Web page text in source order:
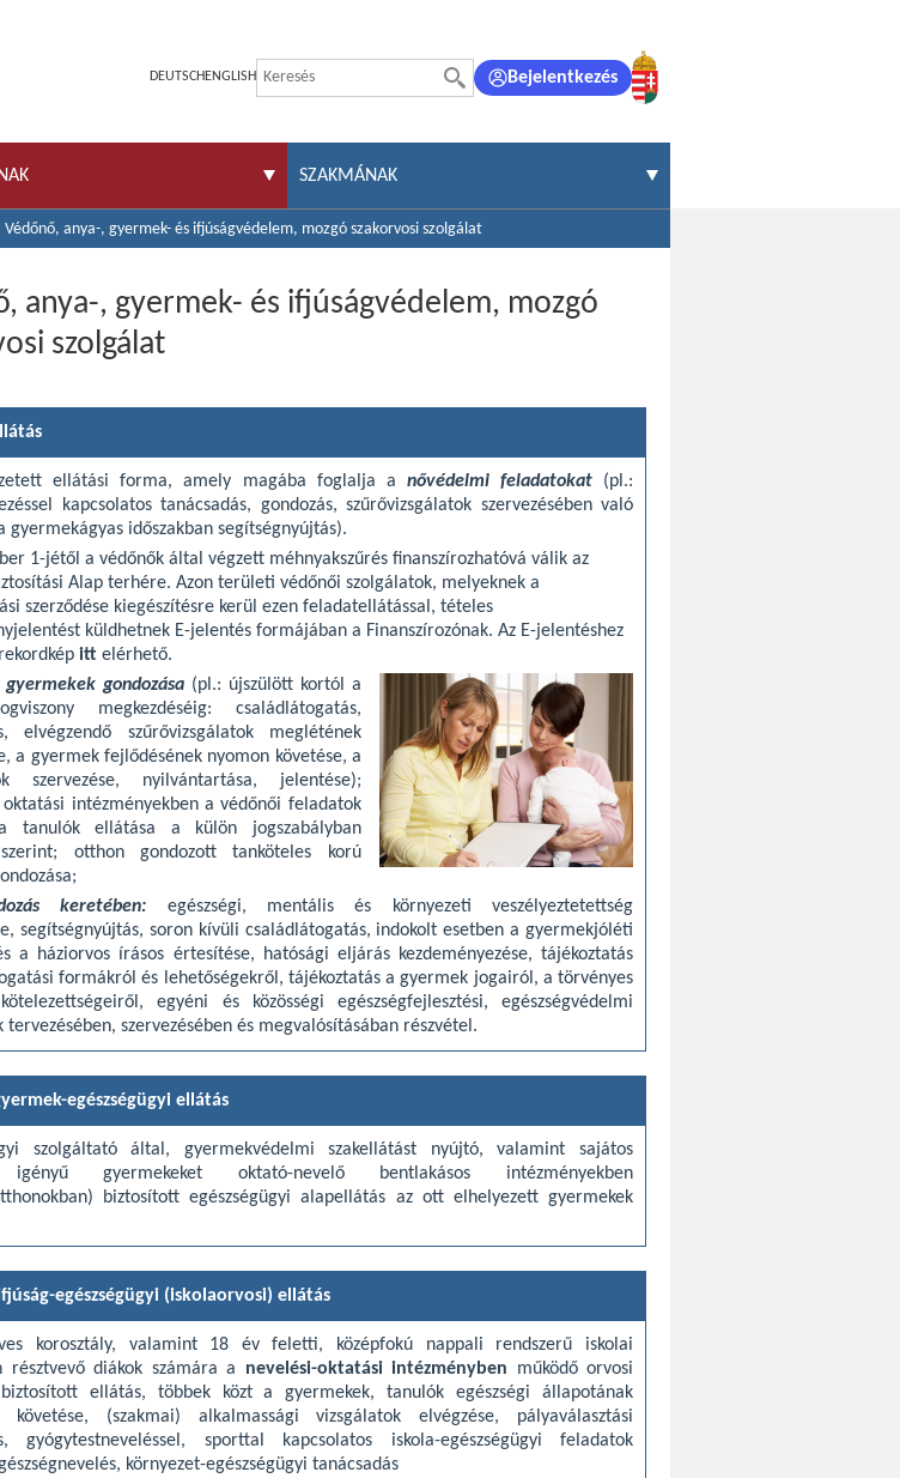
DEUTSCH ENGLISH Bejelentkezés
SZAKMÁNAK
Védőnő, anya-, gyermek- és ifjúságvédelem, mozgó szakorvosi szolgálat
anya-, gyermek- és ifjúságvédelem, mozgó
szolgálat
ellátási forma, amely magába foglalja a nővédelmi feladatokat(pl.:
kapcsolatos tanácsadás, gondozás, szűrővizsgálatok szervezésében való
gyermekágyas időszakban segítségnyújtás).
1-jétől a védőnők által végzett méhnyakszűrés finanszírozhatóvá válik az
Alap terhére. Azon területi védőnői szolgálatok, melyeknek a
szerződése kiegészítésre kerül ezen feladatellátással, tételes
küldhetnek E-jelentés formájában a Finanszírozónak. Az E-jelentéshez
itt elérhető.
gyermekek gondozása(pl.: újszülött kortól a
megkezdéséig: családlátogatás,
elvégzendő szűrővizsgálatok meglétének
a gyermek fejlődésének nyomon követése, a
szervezése, nyilvántartása, jelentése);
oktatási intézményekben a védőnői feladatok
tanulók ellátása a külön jogszabályban
otthon gondozott tanköteles korú
keretében: egészségi, mentális és környezeti veszélyeztetettség
segítségnyújtás, soron kívüli családlátogatás, indokolt esetben a gyermekjóléti
a háziorvos írásos értesítése, hatósági eljárás kezdeményezése, tájékoztatás
formákról és lehetőségekről, tájékoztatás a gyermek jogairól, a törvényes
egyéni és közösségi egészségfejlesztési, egészségvédelmi
tervezésében, szervezésében és megvalósításában részvétel.
egészségügyi ellátás
szolgáltató által, gyermekvédelmi szakellátást nyújtó, valamint sajátos
igényű gyermekeket oktató-nevelő bentlakásos intézményekben
biztosított egészségügyi alapellátás az ott elhelyezett gyermekek
egészségügyi (iskolaorvosi) ellátás
korosztály, valamint 18 év feletti, középfokú nappali rendszerű iskolai
résztvevő diákok számára a nevelési-oktatási intézményben működő orvosi
biztosított ellátás, többek közt a gyermekek, tanulók egészségi állapotának
követése, (szakmai) alkalmassági vizsgálatok elvégzése, pályaválasztási
gyógytestneveléssel, sporttal kapcsolatos iskola-egészségügyi feladatok
környezet-egészségügyi tanácsadás